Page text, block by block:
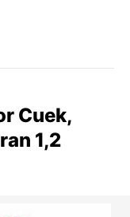
Cuek,
1,2